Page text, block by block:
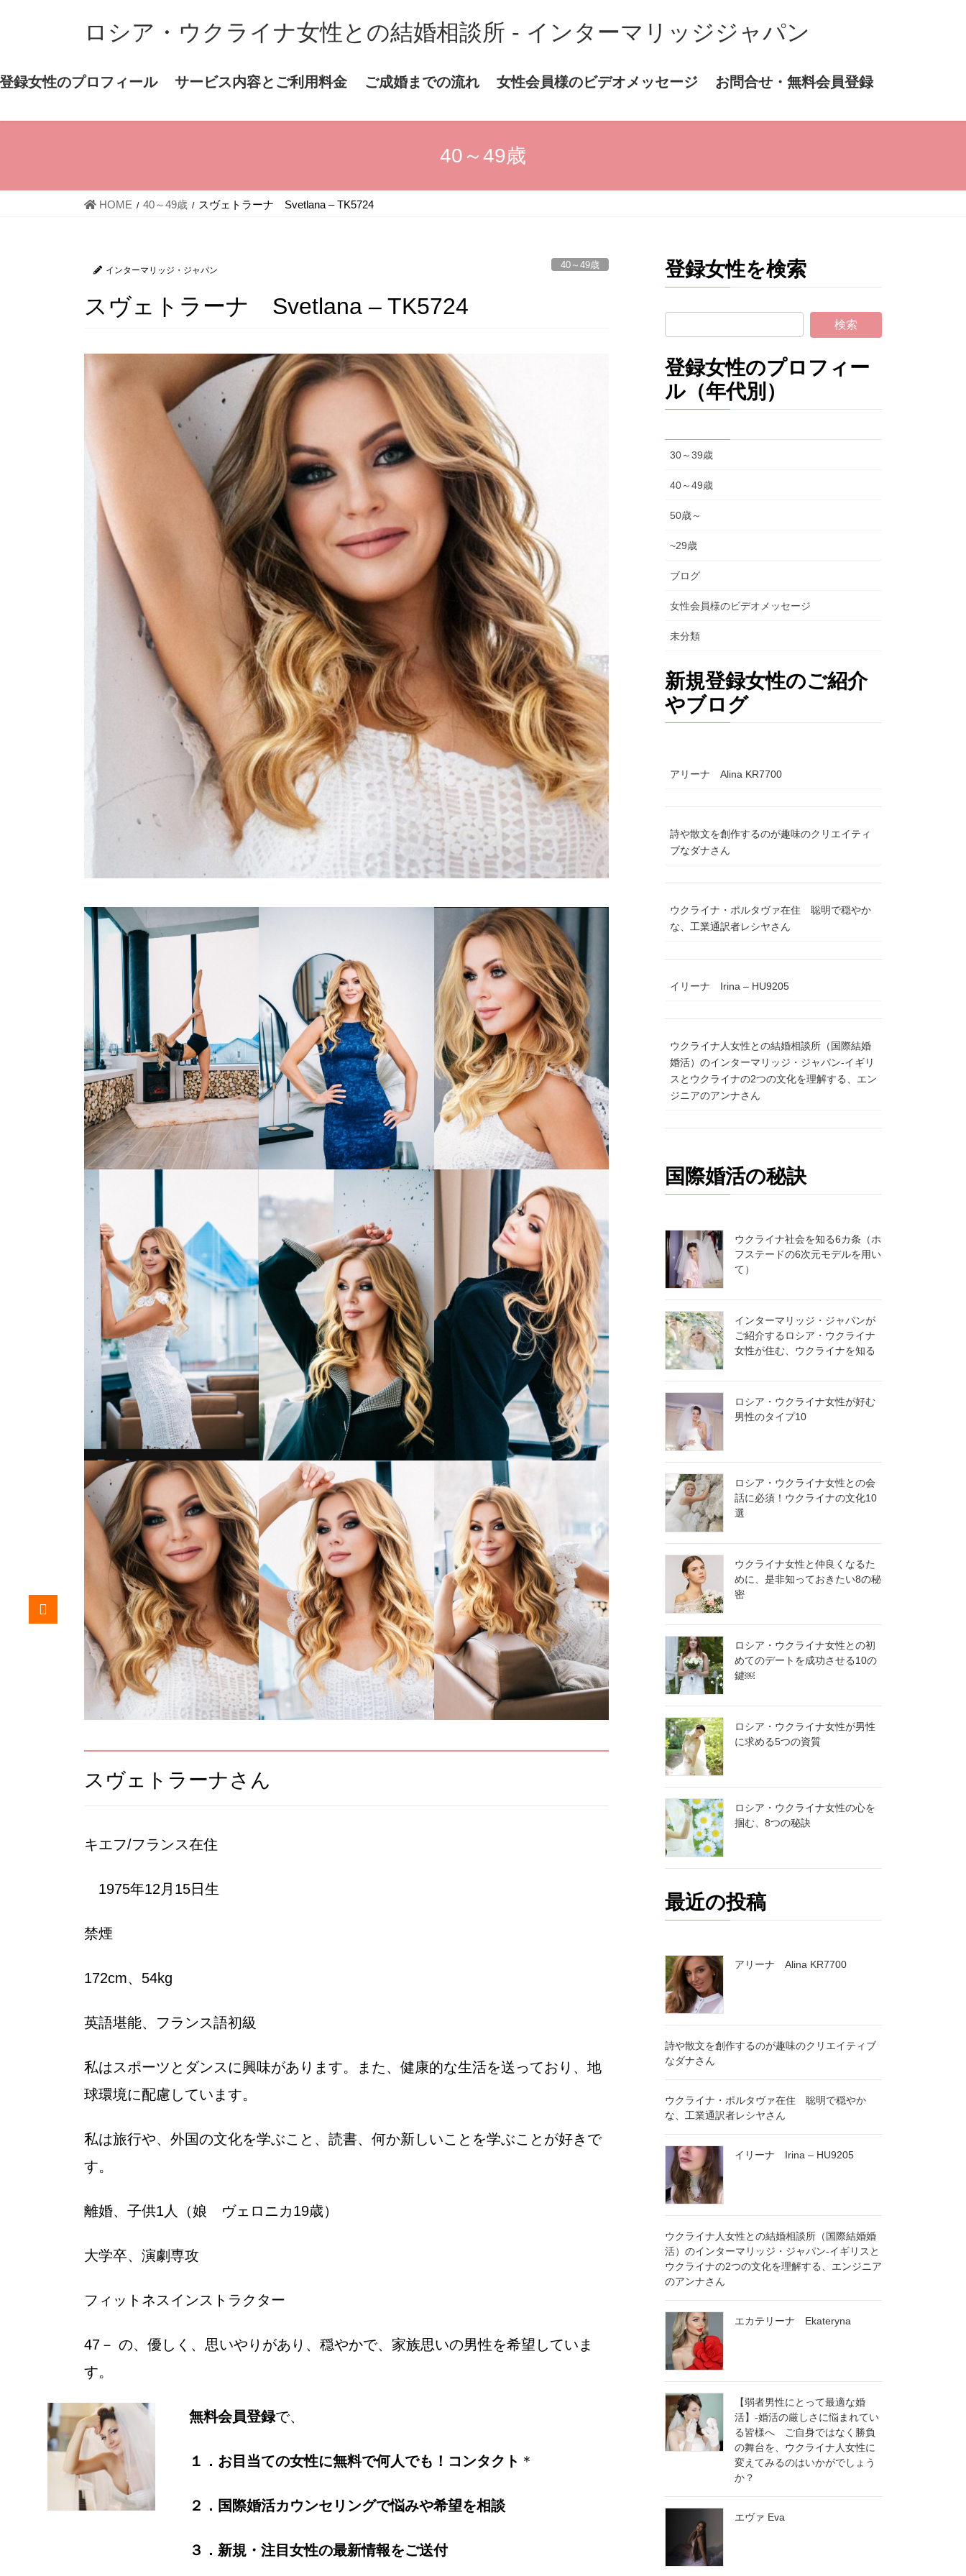
ン
へ
ー
ョ
ロシア・ウクライナ女性との結婚相談所 - インターマリッジジャパン
登録女性のプロフィール サービス内容とご利用料金 ご成婚までの流れ 女性会員様のビデオメッセージ お問合せ・無料会員登録
40～49歳
HOME 40～49歳 スヴェトラーナ Svetlana – TK5724
インターマリッジ・ジャパン
40～49歳
スヴェトラーナ Svetlana – TK5724
スヴェトラーナさん
キエフ/フランス在住
1975年12月15日生
禁煙
172cm、54kg
英語堪能、フランス語初級
私はスポーツとダンスに興味があります。また、健康的な生活を送っており、地
球環境に配慮しています。
私は旅行や、外国の文化を学ぶこと、読書、何か新しいことを学ぶことが好きで
す。
離婚、子供1人（娘 ヴェロニカ19歳）
大学卒、演劇専攻
フィットネスインストラクター
47－ の、優しく、思いやりがあり、穏やかで、家族思いの男性を希望していま
す。
無料会員登録で、
１．お目当ての女性に無料で何人でも！コンタクト ＊
２．国際婚活カウンセリングで悩みや希望を相談
３．新規・注目女性の最新情報をご送付
登録女性を検索
登録女性のプロフィー
ル（年代別）
30～39歳
40～49歳
50歳～
~29歳
ブログ
女性会員様のビデオメッセージ
未分類
新規登録女性のご紹介
やブログ
アリーナ Alina KR7700
詩や散文を創作するのが趣味のクリエイティ
ブなダナさん
ウクライナ・ポルタヴァ在住 聡明で穏やか
な、工業通訳者レシヤさん
イリーナ Irina – HU9205
ウクライナ人女性との結婚相談所（国際結婚
婚活）のインターマリッジ・ジャパン-イギリ
スとウクライナの2つの文化を理解する、エン
ジニアのアンナさん
国際婚活の秘訣
ウクライナ社会を知る6カ条（ホ
フステードの6次元モデルを用い
て）
インターマリッジ・ジャパンが
ご紹介するロシア・ウクライナ
女性が住む、ウクライナを知る
ロシア・ウクライナ女性が好む
男性のタイプ10
ロシア・ウクライナ女性との会
話に必須！ウクライナの文化10
選
ウクライナ女性と仲良くなるた
めに、是非知っておきたい8の秘
密
ロシア・ウクライナ女性との初
めてのデートを成功させる10の
鍵￼
ロシア・ウクライナ女性が男性
に求める5つの資質
ロシア・ウクライナ女性の心を
掴む、8つの秘訣
最近の投稿
アリーナ Alina KR7700
詩や散文を創作するのが趣味のクリエイティブ
なダナさん
ウクライナ・ポルタヴァ在住 聡明で穏やか
な、工業通訳者レシヤさん
イリーナ Irina – HU9205
ウクライナ人女性との結婚相談所（国際結婚婚
活）のインターマリッジ・ジャパン-イギリスと
ウクライナの2つの文化を理解する、エンジニア
のアンナさん
エカテリーナ Ekateryna
【弱者男性にとって最適な婚
活】-婚活の厳しさに悩まれてい
る皆様へ ご自身ではなく勝負
の舞台を、ウクライナ人女性に
変えてみるのはいかがでしょう
か？
エヴァ Eva